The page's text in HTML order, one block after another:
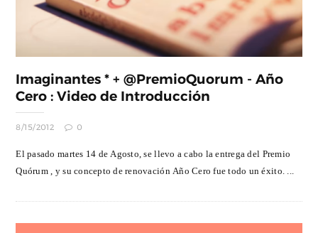
Imaginantes * + @PremioQuorum - Año
Cero : Video de Introducción
8/15/2012 0
El pasado martes 14 de Agosto, se llevo a cabo la entrega del Premio
Quórum , y su concepto de renovación Año Cero fue todo un éxito. ...